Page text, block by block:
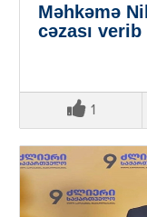
Məhkəmə
cəzası verib
1